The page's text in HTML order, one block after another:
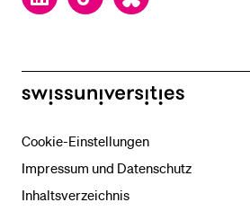
swissuniversities
Cookie-Einstellungen
Impressum und Datenschutz
Inhaltsverzeichnis